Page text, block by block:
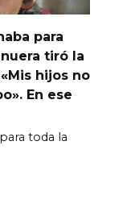
para
tiró la
hijos no
En ese
toda la